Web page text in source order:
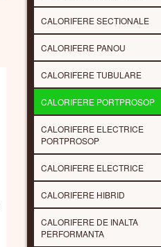
CALORIFERE SECTIONALE
CALORIFERE PANOU
CALORIFERE TUBULARE
CALORIFERE PORTPROSOP
CALORIFERE ELECTRICE
PORTPROSOP
CALORIFERE ELECTRICE
CALORIFERE HIBRID
CALORIFERE DE INALTA
PERFORMANTA